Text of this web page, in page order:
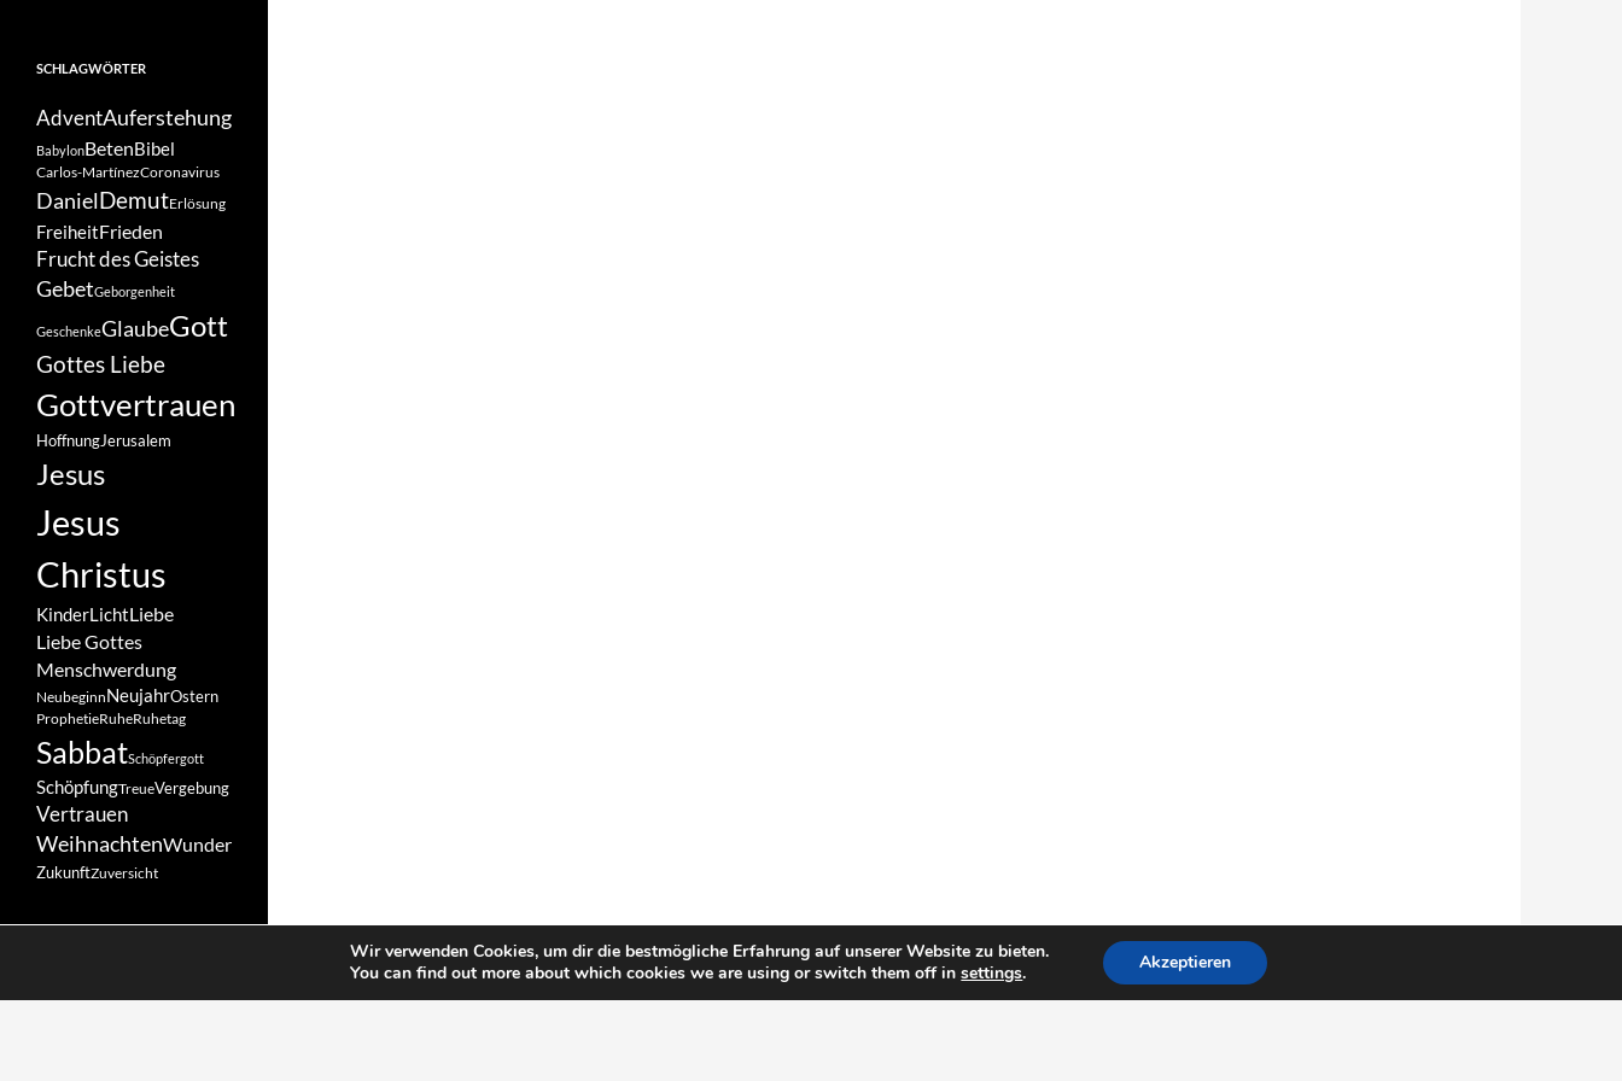
SCHLAGWÖRTER
AdventAuferstehung
BabylonBetenBibel
Carlos-MartínezCoronavirus
DanielDemutErlösung
FreiheitFrieden
Frucht des Geistes
GebetGeborgenheit
GeschenkeGlaubeGott
Gottes Liebe
Gottvertrauen
HoffnungJerusalem
Jesus
Jesus
Christus
KinderLichtLiebe
Liebe Gottes
Menschwerdung
NeubeginnNeujahrOstern
ProphetieRuheRuhetag
SabbatSchöpfergott
SchöpfungTreueVergebung
Vertrauen
WeihnachtenWunder
ZukunftZuversicht
Wir verwenden Cookies, um dir die bestmögliche Erfahrung auf unserer Website zu bieten.
You can find out more about which cookies we are using or switch them off insettings. Akzeptieren